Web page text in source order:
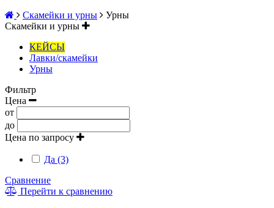
Скамейки и урны
Урны
Скамейки и урны
КЕЙСЫ
Лавки/скамейки
Урны
Фильтр
Цена
от
до
Цена по запросу
Да (3)
Сравнение
Перейти к сравнению